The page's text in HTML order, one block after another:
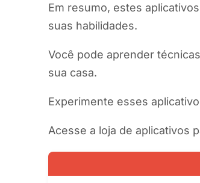
Em resumo, estes
suas habilidades.
Você pode aprender
sua casa.
Experimente esses
Acesse a loja de aplicativos